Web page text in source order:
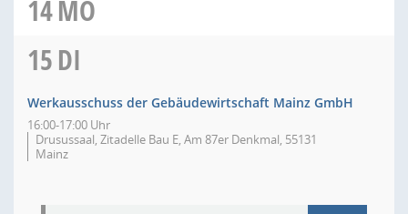
14MO
15DI
Werkausschuss der Gebäudewirtschaft Mainz GmbH
16:00-17:00 Uhr
Drusussaal, Zitadelle Bau E, Am 87er Denkmal, 55131
Mainz